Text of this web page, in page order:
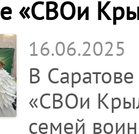
«СВОи
16.06.2025
В
«СВОи
семей